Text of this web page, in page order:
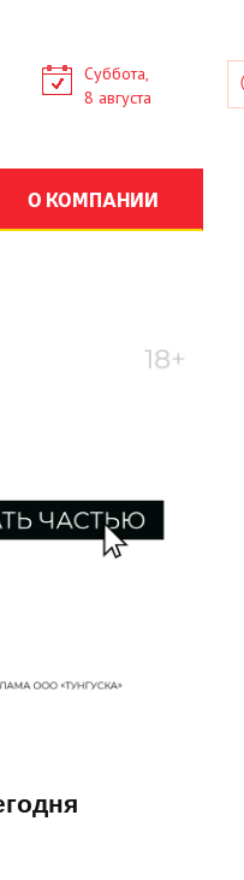
Суббота,
8 августа
О КОМПАНИИ